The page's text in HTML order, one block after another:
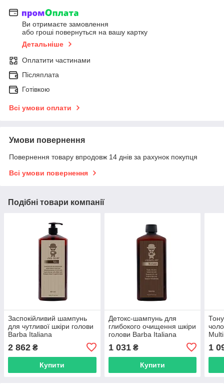
Ви отримаєте замовлення
або гроші повернуться на вашу картку
Детальніше
Оплатити частинами
Післяплата
Готівкою
Всі умови оплати
Умови повернення
Повернення товару впродовж 14 днів за рахунок покупця
Всі умови повернення
Подібні товари компанії
Заспокійливий шампунь
для чутливої шкіри голови
Barba Italiana
(BI070770BIG)
2 862 ₴
Купити
Детокс-шампунь для
глибокого очищення шкіри
голови Barba Italiana
Regio, 250 мл (BI000770)
1 031₴
Купити
1